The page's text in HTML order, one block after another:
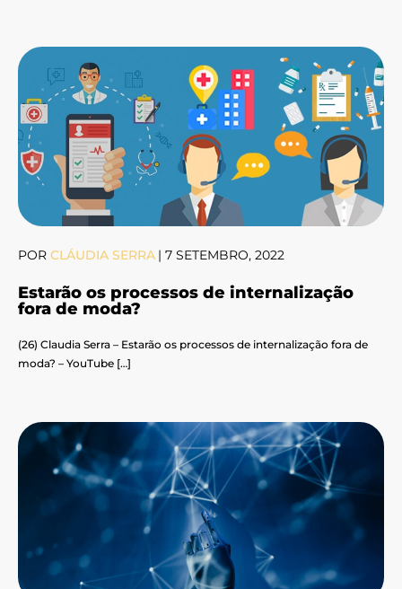
POR CLÁUDIA SERRA | 7 SETEMBRO, 2022
Estarão os processos de internalização
fora de moda?
(26) Claudia Serra – Estarão os processos de internalização fora de
moda? – YouTube […]